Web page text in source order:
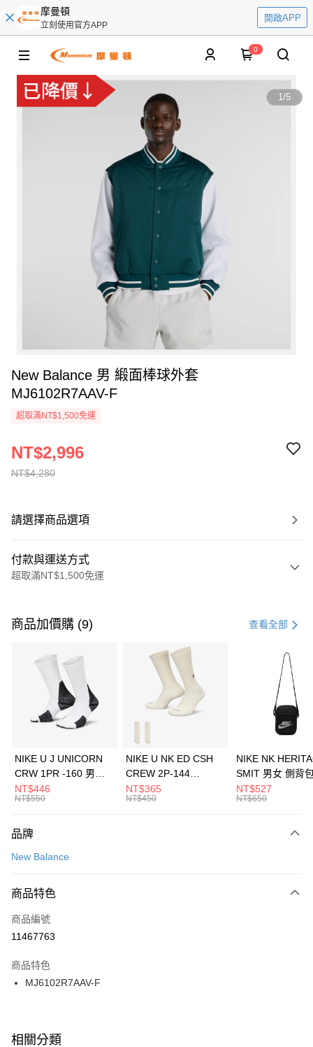
摩曼頓
立刻使用官方APP
開啟APP
0
1/5
New Balance 男 緞面棒球外套
MJ6102R7AAV-F
超取滿NT$1,500免運
NT$4,280
NT$2,996
請選擇商品選項
付款與運送方式
超取滿NT$1,500免運
信用卡一次付款
3 期 0 利率 每期 21家銀行
合作金庫商業銀行
第一商業銀行
華南商業銀行
彰化商業銀行
上海商業儲蓄銀行
元大商業銀行
台灣樂天信用卡公司
Apple Pay
全盈+PAY
AFTEE先享後付
【關於「AFTEE先享後付」】
便利好安心！
３．安心：先確認商品／服務後，再付款。
【「AFTEE先享後付」結帳流程】
１．於結帳方式選擇「AFTEE先享後付」後，將跳轉至「AFTEE先享後付」
２．訂單成立數日內，您將收到繳費通知簡訊。
３．收到繳費通知簡訊後14天內，點擊此簡訊中的連結，可透過四大超商／
ATM／網路銀行／等多元方式進行付款，方視為交易完成。
※ 交易是否成功請以「AFTEE先享後付 」之結帳頁面顯示為準，若有關於
運送方式
每筆NT$100，滿NT$1,500(含以上)免運費
宅配
每筆NT$100，滿NT$1,500(含以上)免運費
付款後門市自取
每筆NT$100，滿NT$1,500(含以上)免運費
商品加價購 (9) 查看全部
NIKE U J UNICORN
CRW 1PR -160 男女
中統襪 FZ3393100
NT$446
NT$550
NIKE U NK ED CSH
CREW 2P-144
EMBRDY 男女 短統襪
FZ3073133
NT$365
NT$450
NIKE NK
SMIT 男女 側背
BA5871010
NT$527
NT$650
品牌
New Balance
商品特色
商品編號
11467763
商品特色
MJ6102R7AAV-F
相關分類